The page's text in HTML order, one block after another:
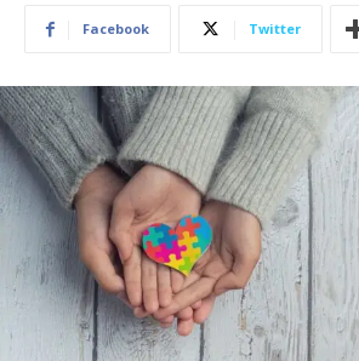
Facebook Twitter